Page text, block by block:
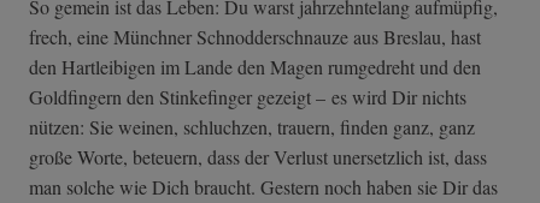
So gemein ist das Leben: Du warst jahrzehntelang aufmüpfig,
frech, eine Münchner Schnodderschnauze aus Breslau, hast
den Hartleibigen im Lande den Magen rumgedreht und den
Goldfingern den Stinkefinger gezeigt – es wird Dir nichts
nützen: Sie weinen, schluchzen, trauern, finden ganz, ganz
große Worte, beteuern, dass der Verlust unersetzlich ist, dass
man solche wie Dich braucht. Gestern noch haben sie Dir das